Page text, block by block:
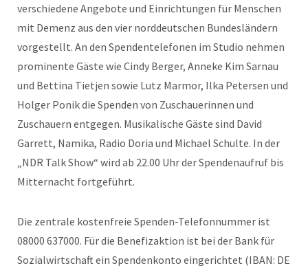
verschiedene Angebote und Einrichtungen für Menschen
mit Demenz aus den vier norddeutschen Bundesländern
vorgestellt. An den Spendentelefonen im Studio nehmen
prominente Gäste wie Cindy Berger, Anneke Kim Sarnau
und Bettina Tietjen sowie Lutz Marmor, Ilka Petersen und
Holger Ponik die Spenden von Zuschauerinnen und
Zuschauern entgegen. Musikalische Gäste sind David
Garrett, Namika, Radio Doria und Michael Schulte. In der
„NDR Talk Show“ wird ab 22.00 Uhr der Spendenaufruf bis
Mitternacht fortgeführt.
Die zentrale kostenfreie Spenden-Telefonnummer ist
08000 637000. Für die Benefizaktion ist bei der Bank für
Sozialwirtschaft ein Spendenkonto eingerichtet (IBAN: DE